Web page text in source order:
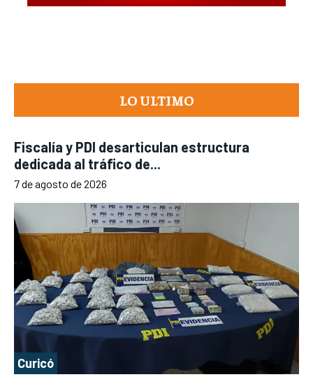
LO ULTIMO
Fiscalía y PDI desarticulan estructura
dedicada al tráfico de...
7 de agosto de 2026
Curicó